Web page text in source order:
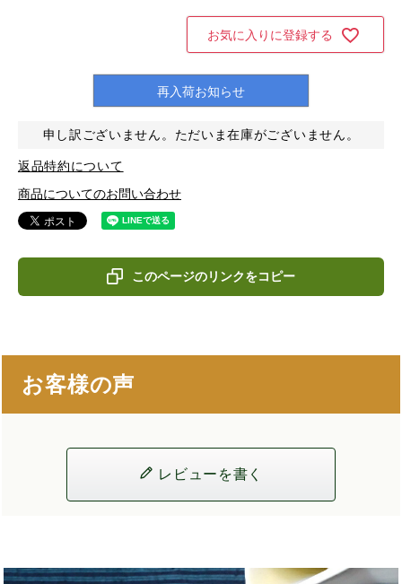
お気に入りに登録する
再入荷お知らせ
申し訳ございません。ただいま在庫がございません。
返品特約について
商品についてのお問い合わせ
このページのリンクをコピー
お客様の声
レビューを書く